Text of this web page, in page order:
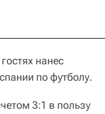
нанес
по футболу.
3:1 в пользу